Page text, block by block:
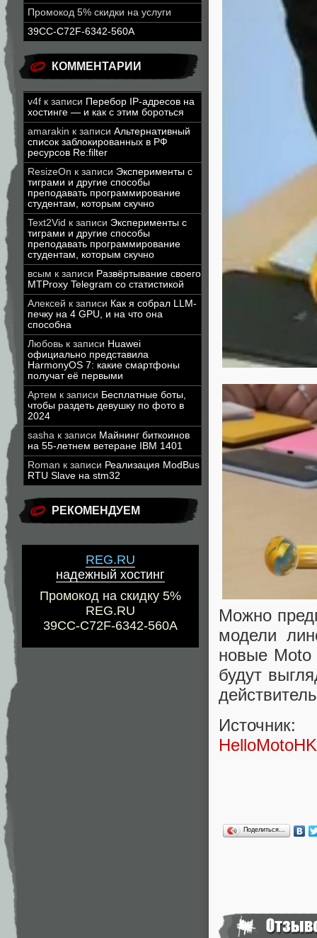
Промокод 5% скидки на услуги
39CC-C72F-6342-560A
КОММЕНТАРИИ
v4f к записи Перебор IP-адресов на
хостинге — и как с этим бороться
amarakin к записи Альтернативный
список заблокированных в РФ
ресурсов Re:filter
ResizeOn к записи Эксперименты с
тиграми и другие способы
преподавать программирование
студентам, которым скучно
Text2Vid к записи Эксперименты с
тиграми и другие способы
преподавать программирование
студентам, которым скучно
всым к записи Развёртывание своего
MTProxy Telegram со статистикой
Алексей к записи Как я собрал LLM-
печку на 4 GPU, и на что она
способна
Любовь к записи Huawei
официально представила
HarmonyOS 7: какие смартфоны
получат её первыми
Артем к записи Бесплатные боты,
чтобы раздеть девушку по фото в
2024
sasha к записи Майнинг биткоинов
на 55-летнем ветеране IBM 1401
Roman к записи Реализация ModBus
RTU Slave на stm32
РЕКОМЕНДУЕМ
REG.RU
надежный хостинг
Промокод на скидку 5%
REG.RU
39CC-C72F-6342-560A
Можно
модели
новые
будут
Источник:
HelloMotoHK
Поделиться…